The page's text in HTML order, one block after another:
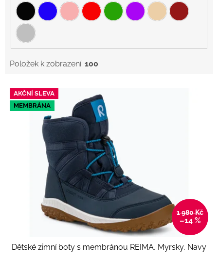
Položek k zobrazení: 100
V
p
AKČNÍ SLEVA
MEMBRÁNA
1 980 Kč
–14 %
Dětské zimní boty s membránou REIMA, Myrsky, Navy